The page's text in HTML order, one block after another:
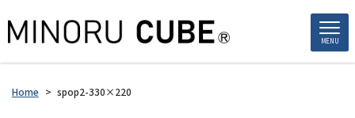
MENU
Home > spop2-330×220